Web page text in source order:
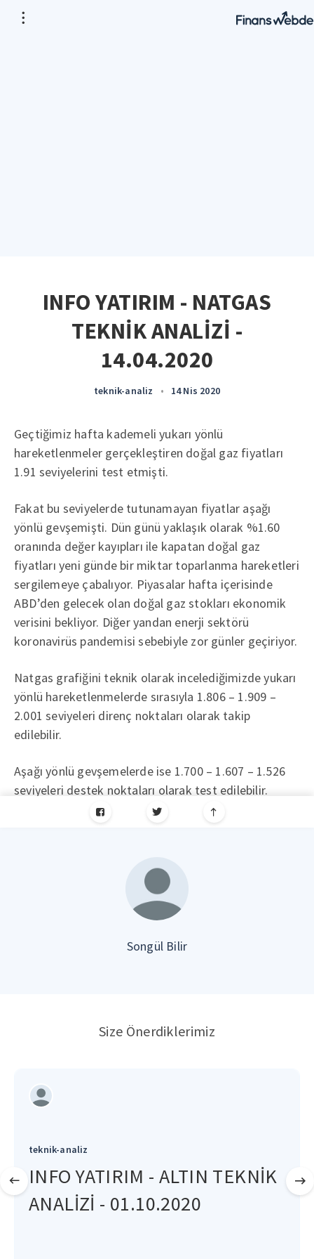
INFO YATIRIM - NATGAS
TEKNİK ANALİZİ -
14.04.2020
teknik-analiz • 14 Nis 2020
Geçtiğimiz hafta kademeli yukarı yönlü
hareketlenmeler gerçekleştiren doğal gaz fiyatları
1.91 seviyelerini test etmişti.
Fakat bu seviyelerde tutunamayan fiyatlar aşağı
yönlü gevşemişti. Dün günü yaklaşık olarak %1.60
oranında değer kayıpları ile kapatan doğal gaz
fiyatları yeni günde bir miktar toparlanma hareketleri
sergilemeye çabalıyor. Piyasalar hafta içerisinde
ABD’den gelecek olan doğal gaz stokları ekonomik
verisini bekliyor. Diğer yandan enerji sektörü
koronavirüs pandemisi sebebiyle zor günler geçiriyor.
Natgas grafiğini teknik olarak incelediğimizde yukarı
yönlü hareketlenmelerde sırasıyla 1.806 – 1.909 –
2.001 seviyeleri direnç noktaları olarak takip
edilebilir.
Aşağı yönlü gevşemelerde ise 1.700 – 1.607 – 1.526
seviyeleri destek noktaları olarak test edilebilir.
Songül Bilir
Size Önerdiklerimiz
teknik-analiz
INFO YATIRIM - ALTIN TEKNİK
ANALİZİ - 01.10.2020